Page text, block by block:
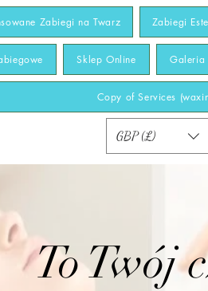
Zabiegi na Twarz Zabiegi
Sklep Online Galeria
Copy of Services
GBP (£)
To Twój